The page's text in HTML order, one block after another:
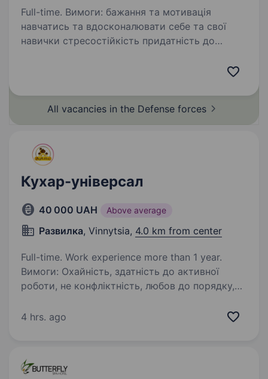
Full-time. Вимоги: бажання та мотивація
навчатись та вдосконалювати себе та свої
навички стресостійкість придатність до
All vacancies in the Defense forces
Кухар-універсал
40 000 UAH Above average
Развилка, Vinnytsia, 4.0 km from center
Full-time. Work experience more than 1 year.
Вимоги: Охайність, здатність до активної
роботи, не конфліктність, любов до порядку,
Тільки з досвідом роботи! Умови роботи:
4 hrs. ago